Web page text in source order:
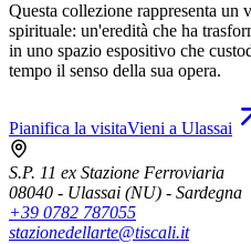
Questa collezione rappresenta un
spirituale: un'eredità che ha
in uno spazio espositivo che
tempo il senso della sua opera.
Pianifica la visitaVieni a Ulassai
S.P. 11 ex Stazione Ferroviaria
08040 - Ulassai (NU) - Sardegna
+39 0782 787055
stazionedellarte@tiscali.it